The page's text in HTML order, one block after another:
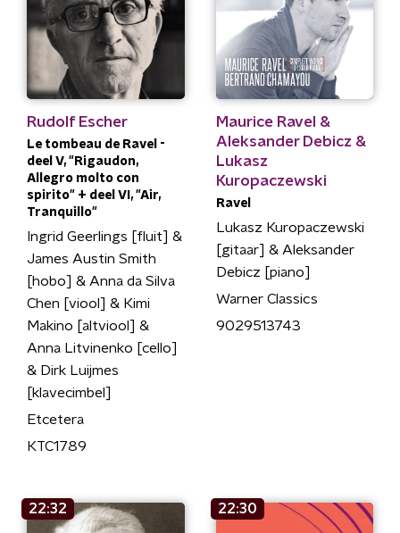
Rudolf Escher
Le tombeau de Ravel -
deel V, "Rigaudon,
Allegro molto con
spirito" + deel VI, "Air,
Tranquillo"
Ingrid Geerlings [fluit] &
James Austin Smith
[hobo] & Anna da Silva
Chen [viool] & Kimi
Makino [altviool] &
Anna Litvinenko [cello]
& Dirk Luijmes
[klavecimbel]
Etcetera
KTC1789
Maurice Ravel &
Aleksander Debicz &
Lukasz
Kuropaczewski
Ravel
Lukasz Kuropaczewski
[gitaar] & Aleksander
Debicz [piano]
Warner Classics
9029513743
22:32 22:30